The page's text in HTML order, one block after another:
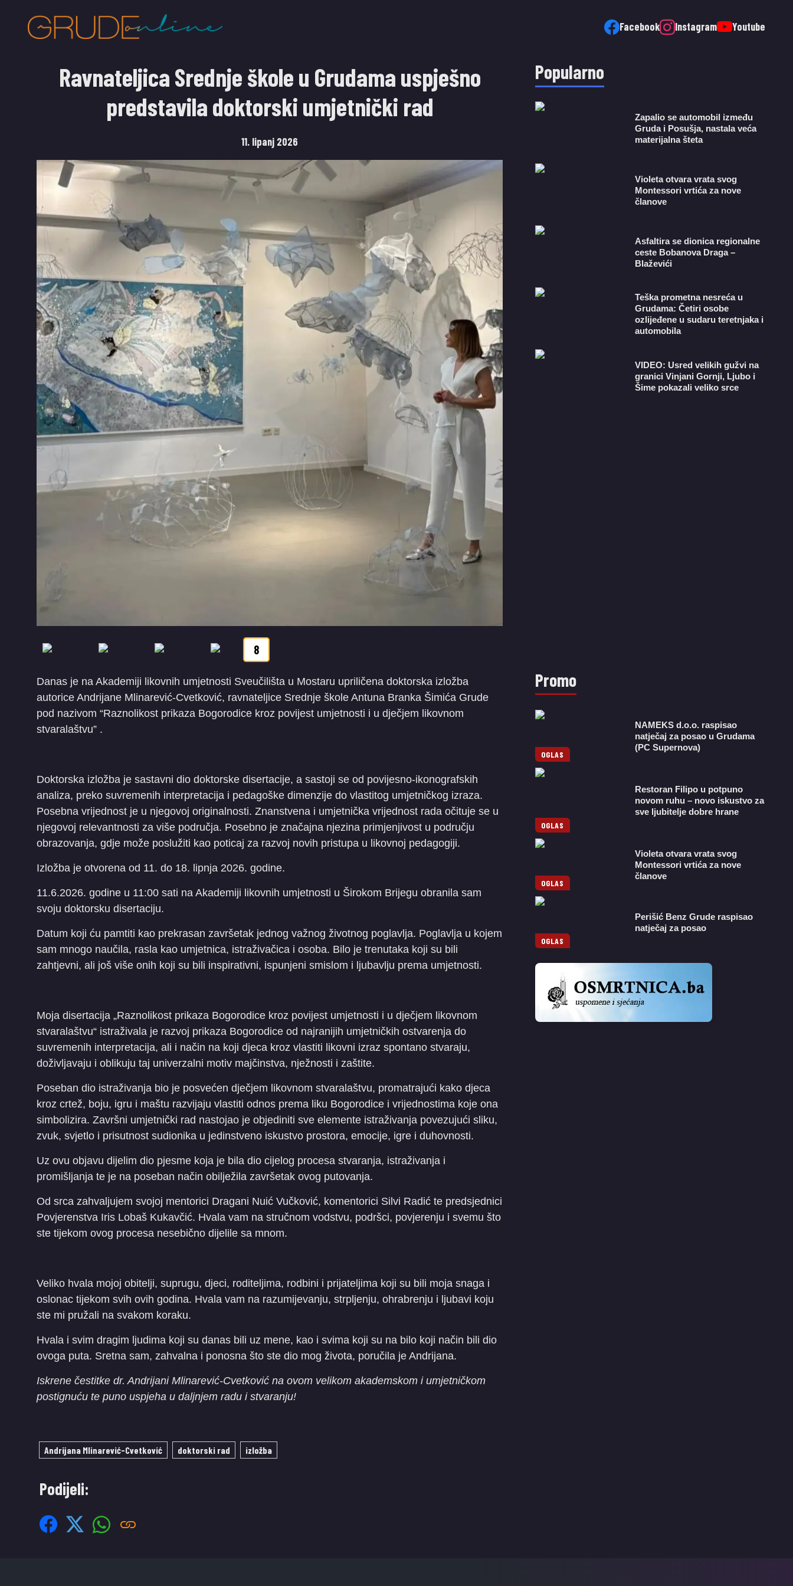
Facebook Instagram Youtube
Ravnateljica Srednje škole u Grudama uspješno
predstavila doktorski umjetnički rad
11. lipanj 2026
8
Danas je na Akademiji likovnih umjetnosti Sveučilišta u Mostaru upriličena doktorska izložba
autorice Andrijane Mlinarević-Cvetković, ravnateljice Srednje škole Antuna Branka Šimića Grude
pod nazivom “Raznolikost prikaza Bogorodice kroz povijest umjetnosti i u dječjem likovnom
stvaralaštvu” .
Doktorska izložba je sastavni dio doktorske disertacije, a sastoji se od povijesno-ikonografskih
analiza, preko suvremenih interpretacija i pedagoške dimenzije do vlastitog umjetničkog izraza.
Posebna vrijednost je u njegovoj originalnosti. Znanstvena i umjetnička vrijednost rada očituje se u
njegovoj relevantnosti za više područja. Posebno je značajna njezina primjenjivost u području
obrazovanja, gdje može poslužiti kao poticaj za razvoj novih pristupa u likovnoj pedagogiji.
Izložba je otvorena od 11. do 18. lipnja 2026. godine.
11.6.2026. godine u 11:00 sati na Akademiji likovnih umjetnosti u Širokom Brijegu obranila sam
svoju doktorsku disertaciju.
Datum koji ću pamtiti kao prekrasan završetak jednog važnog životnog poglavlja. Poglavlja u kojem
sam mnogo naučila, rasla kao umjetnica, istraživačica i osoba. Bilo je trenutaka koji su bili
zahtjevni, ali još više onih koji su bili inspirativni, ispunjeni smislom i ljubavlju prema umjetnosti.
Moja disertacija „Raznolikost prikaza Bogorodice kroz povijest umjetnosti i u dječjem likovnom
stvaralaštvu“ istraživala je razvoj prikaza Bogorodice od najranijih umjetničkih ostvarenja do
suvremenih interpretacija, ali i način na koji djeca kroz vlastiti likovni izraz spontano stvaraju,
doživljavaju i oblikuju taj univerzalni motiv majčinstva, nježnosti i zaštite.
Poseban dio istraživanja bio je posvećen dječjem likovnom stvaralaštvu, promatrajući kako djeca
kroz crtež, boju, igru i maštu razvijaju vlastiti odnos prema liku Bogorodice i vrijednostima koje ona
simbolizira. Završni umjetnički rad nastojao je objediniti sve elemente istraživanja povezujući sliku,
zvuk, svjetlo i prisutnost sudionika u jedinstveno iskustvo prostora, emocije, igre i duhovnosti.
Uz ovu objavu dijelim dio pjesme koja je bila dio cijelog procesa stvaranja, istraživanja i
promišljanja te je na poseban način obilježila završetak ovog putovanja.
Od srca zahvaljujem svojoj mentorici Dragani Nuić Vučković, komentorici Silvi Radić te predsjednici
Povjerenstva Iris Lobaš Kukavčić. Hvala vam na stručnom vodstvu, podršci, povjerenju i svemu što
ste tijekom ovog procesa nesebično dijelile sa mnom.
Veliko hvala mojoj obitelji, suprugu, djeci, roditeljima, rodbini i prijateljima koji su bili moja snaga i
oslonac tijekom svih ovih godina. Hvala vam na razumijevanju, strpljenju, ohrabrenju i ljubavi koju
ste mi pružali na svakom koraku.
Hvala i svim dragim ljudima koji su danas bili uz mene, kao i svima koji su na bilo koji način bili dio
ovoga puta. Sretna sam, zahvalna i ponosna što ste dio mog života, poručila je Andrijana.
Iskrene čestitke dr. Andrijani Mlinarević-Cvetković na ovom velikom akademskom i umjetničkom
postignuću te puno uspjeha u daljnjem radu i stvaranju!
Andrijana Mlinarević-Cvetković doktorski rad izložba
Podijeli:
Popularno
Zapalio se automobil između
Gruda i Posušja, nastala veća
materijalna šteta
Violeta otvara vrata svog
Montessori vrtića za nove
članove
Asfaltira se dionica regionalne
ceste Bobanova Draga –
Blaževići
Teška prometna nesreća u
Grudama: Četiri osobe
ozlijeđene u sudaru teretnjaka i
automobila
VIDEO: Usred velikih gužvi na
granici Vinjani Gornji, Ljubo i
Šime pokazali veliko srce
Promo
OGLAS
NAMEKS d.o.o. raspisao
natječaj za posao u Grudama
(PC Supernova)
OGLAS
Restoran Filipo u potpuno
novom ruhu – novo iskustvo za
sve ljubitelje dobre hrane
OGLAS
Violeta otvara vrata svog
Montessori vrtića za nove
članove
OGLAS
Perišić Benz Grude raspisao
natječaj za posao